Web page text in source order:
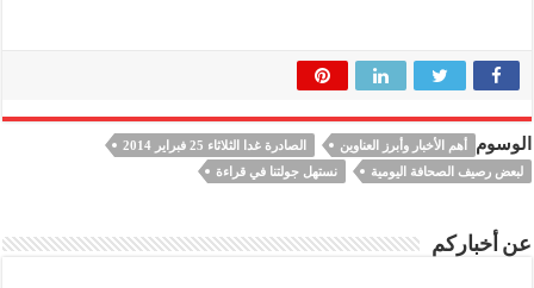
الوسوم أهم الأخبار وأبرز العناوين
الصادرة غدا الثلاثاء 25 فبراير 2014
لبعض رصيف الصحافة اليومية
نستهل جولتنا في قراءة
عن أخباركم